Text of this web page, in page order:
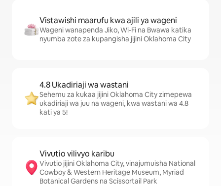
Vistawishi maarufu kwa ajili ya wageni
Wageni wanapenda Jiko, Wi-Fi na Bwawa katika
nyumba zote za kupangisha jijini Oklahoma City
4.8 Ukadiriaji wa wastani
Sehemu za kukaa jijini Oklahoma City zimepewa
ukadiriaji wa juu na wageni, kwa wastani wa 4.8
kati ya 5!
Vivutio vilivyo karibu
Vivutio jijini Oklahoma City, vinajumuisha National
Cowboy & Western Heritage Museum, Myriad
Botanical Gardens na Scissortail Park